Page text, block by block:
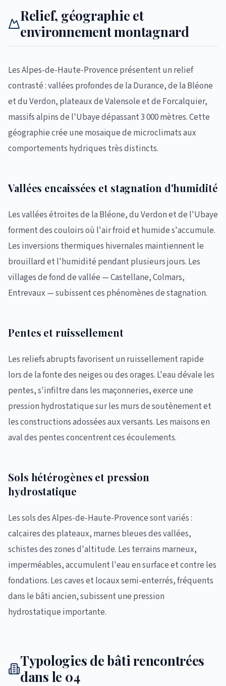
Relief, géographie et
environnement montagnard
Les Alpes-de-Haute-Provence présentent un relief
contrasté : vallées profondes de la Durance, de la Bléone
et du Verdon, plateaux de Valensole et de Forcalquier,
massifs alpins de l'Ubaye dépassant 3 000 mètres. Cette
géographie crée une mosaïque de microclimats aux
comportements hydriques très distincts.
Vallées encaissées et stagnation d'humidité
Les vallées étroites de la Bléone, du Verdon et de l'Ubaye
forment des couloirs où l'air froid et humide s'accumule.
Les inversions thermiques hivernales maintiennent le
brouillard et l'humidité pendant plusieurs jours. Les
villages de fond de vallée — Castellane, Colmars,
Entrevaux — subissent ces phénomènes de stagnation.
Pentes et ruissellement
Les reliefs abrupts favorisent un ruissellement rapide
lors de la fonte des neiges ou des orages. L'eau dévale les
pentes, s'infiltre dans les maçonneries, exerce une
pression hydrostatique sur les murs de soutènement et
les constructions adossées aux versants. Les maisons en
aval des pentes concentrent ces écoulements.
Sols hétérogènes et pression
hydrostatique
Les sols des Alpes-de-Haute-Provence sont variés :
calcaires des plateaux, marnes bleues des vallées,
schistes des zones d'altitude. Les terrains marneux,
imperméables, accumulent l'eau en surface et contre les
fondations. Les caves et locaux semi-enterrés, fréquents
dans le bâti ancien, subissent une pression
hydrostatique importante.
Typologies de bâti rencontrées
dans le 04